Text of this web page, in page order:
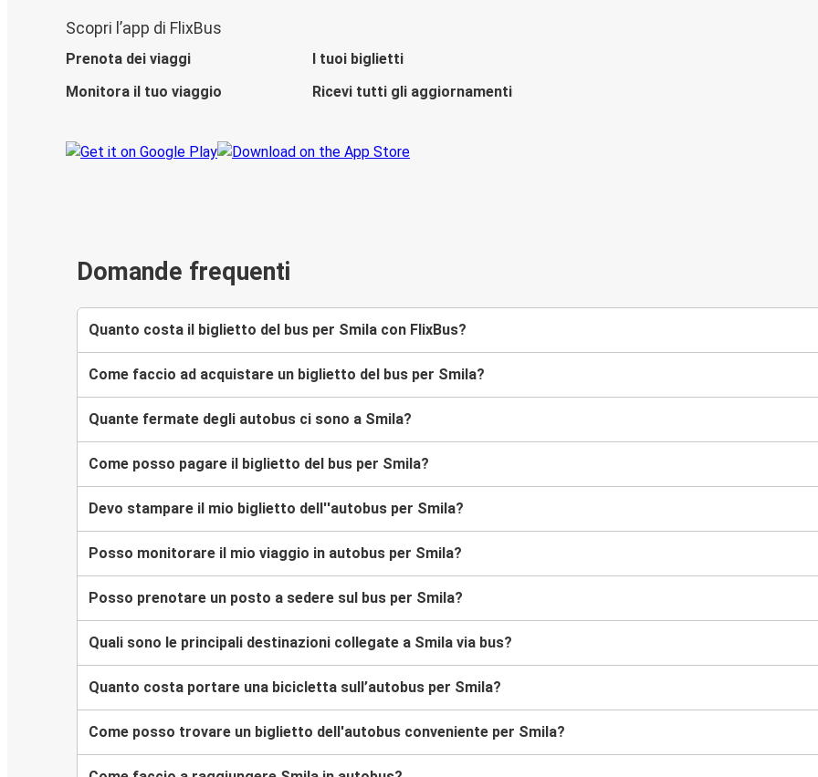
Scopri l’app di FlixBus
Prenota dei viaggi
I tuoi biglietti
Monitora il tuo viaggio
Ricevi tutti gli aggiornamenti
Domande frequenti
Quanto costa il biglietto del bus per Smila con FlixBus?
Come faccio ad acquistare un biglietto del bus per Smila?
Quante fermate degli autobus ci sono a Smila?
Come posso pagare il biglietto del bus per Smila?
Devo stampare il mio biglietto dell''autobus per Smila?
Posso monitorare il mio viaggio in autobus per Smila?
Posso prenotare un posto a sedere sul bus per Smila?
Quali sono le principali destinazioni collegate a Smila via bus?
Quanto costa portare una bicicletta sull’autobus per Smila?
Come posso trovare un biglietto dell'autobus conveniente per Smila?